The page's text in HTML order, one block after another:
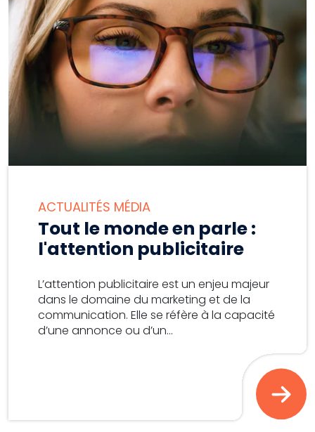
ACTUALITÉS MÉDIA
Tout le monde en parle :
l'attention publicitaire
L’attention publicitaire est un enjeu majeur
dans le domaine du marketing et de la
communication. Elle se réfère à la capacité
d’une annonce ou d’un...